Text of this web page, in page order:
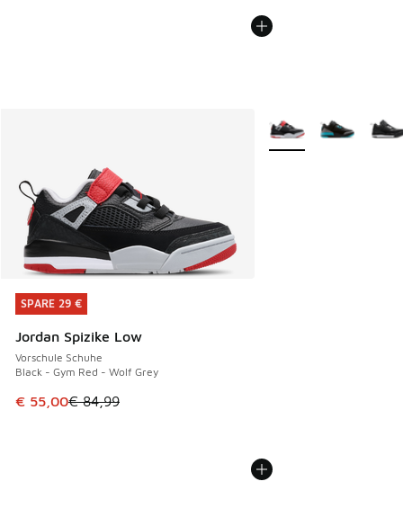
SPARE 29 €
Jordan Spizike Low
Vorschule Schuhe
Black - Gym Red - Wolf Grey
Dieser Artikel ist im Sale. Der Preis ist von € 84,99 auf €
€ 55,00€ 84,99
SPARE 29 €
Weitere Farben